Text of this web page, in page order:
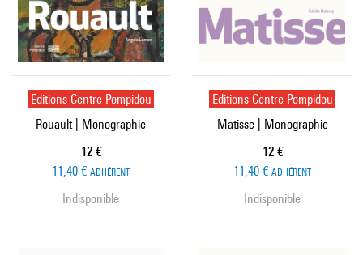
Editions Centre Pompidou
Rouault | Monographie
Prix ​​actuel
12 €
11,40 € ADHÉRENT
Indisponible
Editions Centre Pompidou
Matisse | Monographie
Prix ​​actuel
12 €
11,40 € ADHÉRENT
Indisponible